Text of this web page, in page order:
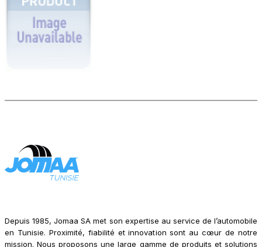
Depuis 1985, Jomaa SA met son expertise au service de l’automobile
en Tunisie. Proximité, fiabilité et innovation sont au cœur de notre
mission. Nous proposons une large gamme de produits et solutions